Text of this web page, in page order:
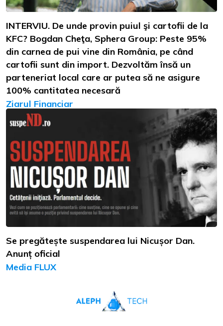
INTERVIU. De unde provin puiul şi cartofii de la
KFC? Bogdan Cheţa, Sphera Group: Peste 95%
din carnea de pui vine din România, pe când
cartofii sunt din import. Dezvoltăm însă un
parteneriat local care ar putea să ne asigure
100% cantitatea necesară
Ziarul Financiar
Se pregătește suspendarea lui Nicușor Dan.
Anunț oficial
Media FLUX